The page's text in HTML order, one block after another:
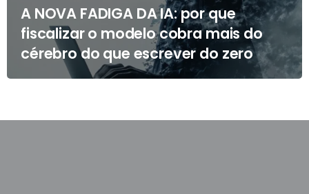
A NOVA FADIGA DA IA: por que
fiscalizar o modelo cobra mais do
cérebro do que escrever do zero